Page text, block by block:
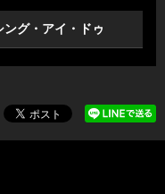
グ・アイ・ドゥ